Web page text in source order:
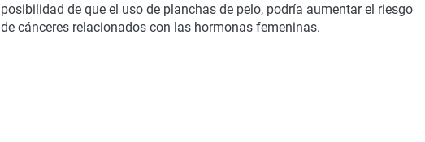
posibilidad de que el uso de planchas de pelo, podría aumentar el riesgo
de cánceres relacionados con las hormonas femeninas.